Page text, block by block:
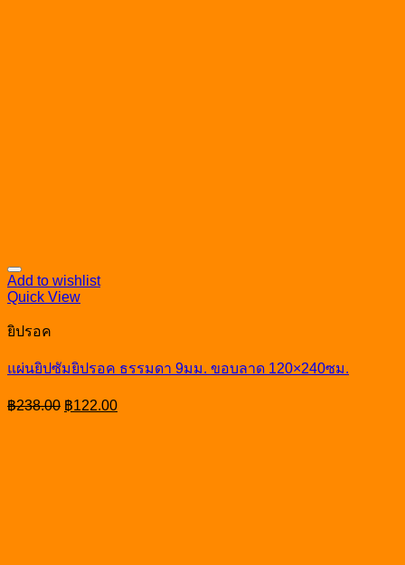
Add to wishlist
Quick View
ยิปรอค
แผ่นยิปซัมยิปรอค ธรรมดา 9มม. ขอบลาด 120×240ซม.
฿238.00 Original
price
฿122.00Current
price